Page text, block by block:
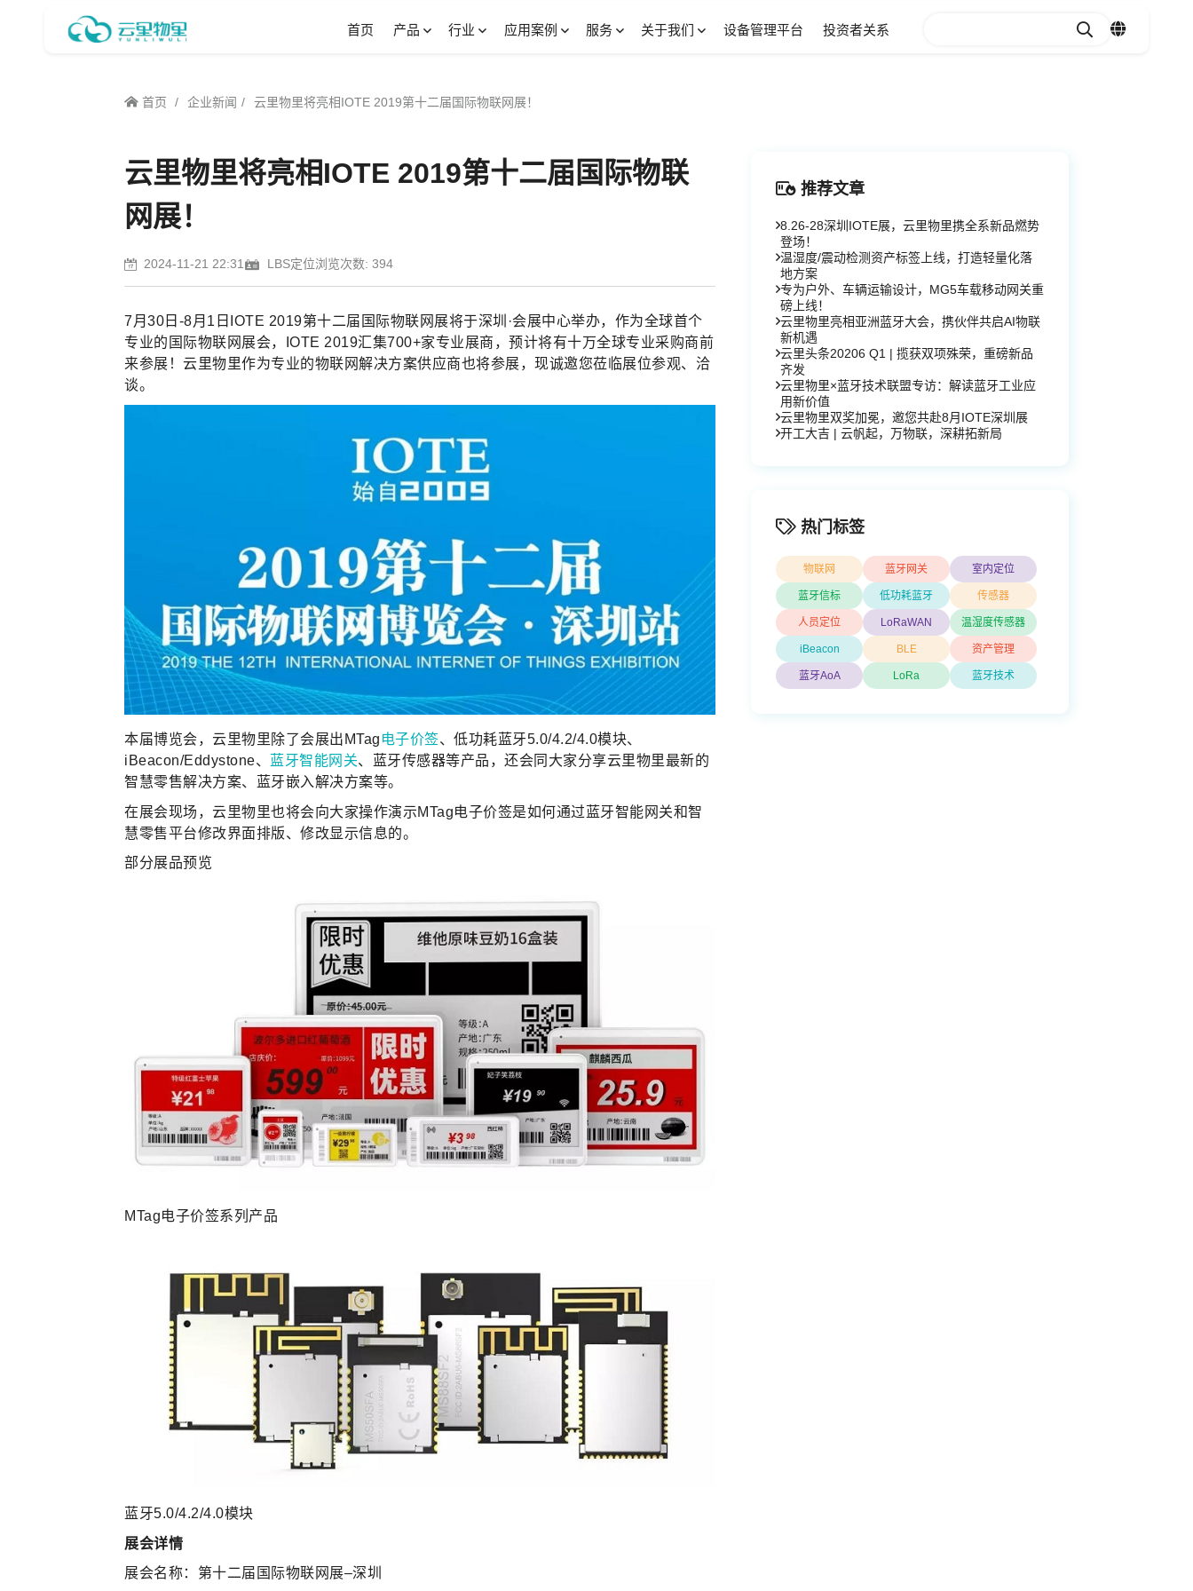
首页 产品
1 2 3
行业 应用案例 服务 关于我们 设备管理平台 投资者关系
首页 企业新闻 云里物里将亮相IOTE 2019第十二届国际物联网展！
云里物里将亮相IOTE 2019第十二届国际物联
网展！
2024-11-21 22:31 LBS定位浏览次数: 394
7月30日-8月1日IOTE 2019第十二届国际物联网展将于深圳·会展中心举办，作为全球首个
专业的国际物联网展会，IOTE 2019汇集700+家专业展商，预计将有十万全球专业采购商前
来参展！云里物里作为专业的物联网解决方案供应商也将参展，现诚邀您莅临展位参观、洽
谈。
本届博览会，云里物里除了会展出MTag 电子价签、低功耗蓝牙5.0/4.2/4.0模块、
iBeacon/Eddystone、
蓝牙智能网关、蓝牙传感器等产品，还会同大家分享云里物里最新的
智慧零售解决方案、蓝牙嵌入解决方案等。
在展会现场，云里物里也将会向大家操作演示MTag电子价签是如何通过蓝牙智能网关和智
慧零售平台修改界面排版、修改显示信息的。
部分展品预览
MTag电子价签系列产品
蓝牙5.0/4.2/4.0模块
展会详情
展会名称：第十二届国际物联网展–深圳
推荐文章
8.26-28深圳IOTE展，云里物里携全系新品燃势
登场！
温湿度/震动检测资产标签上线，打造轻量化落
地方案
专为户外、车辆运输设计，MG5车载移动网关重
磅上线！
云里物里亮相亚洲蓝牙大会，携伙伴共启AI物联
新机遇
云里头条20206 Q1 | 揽获双项殊荣，重磅新品
齐发
云里物里×蓝牙技术联盟专访：解读蓝牙工业应
用新价值
云里物里双奖加冕，邀您共赴8月IOTE深圳展
开工大吉 | 云帆起，万物联，深耕拓新局
热门标签
物联网 蓝牙网关 室内定位
蓝牙信标 低功耗蓝牙 传感器
人员定位 LoRaWAN 温湿度传感器
iBeacon BLE 资产管理
蓝牙AoA LoRa 蓝牙技术